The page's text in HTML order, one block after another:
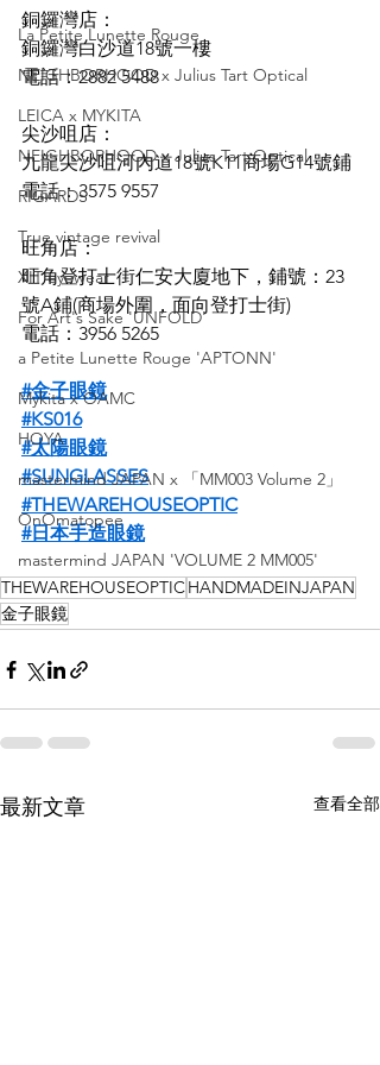
La Petite Lunette Rouge
NEIGHBORHOOD x Julius Tart Optical
LEICA x MYKITA
NEIGHBORHOOD x Julius Tart Optical
RIGARDS
True vintage revival
XIT eyewear
For Art's Sake 'UNFOLD'
a Petite Lunette Rouge 'APTONN'
Mykita x OAMC
HOYA
mastermind JAPAN x 「MM003 Volume 2」
OnOmatopee
mastermind JAPAN 'VOLUME 2 MM005'
銅鑼灣店：
銅鑼灣白沙道18號一樓
電話：2882 5488
尖沙咀店：
九龍尖沙咀河內道18號K11商場G14號鋪
電話：3575 9557
旺角店：
旺角登打士街仁安大廈地下，鋪號：23
號A鋪(商場外圍，面向登打士街)
電話：3956 5265
#金子眼鏡
#KS016
#太陽眼鏡
#SUNGLASSES
#THEWAREHOUSEOPTIC
#日本手造眼鏡
THEWAREHOUSEOPTICHANDMADEINJAPAN
金子眼鏡
最新文章 查看全部